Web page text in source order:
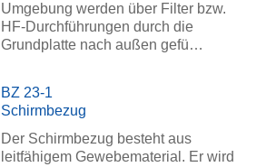
Umgebung werden über Filter bzw.
HF-Durchführungen durch die
Grundplatte nach außen gefü…
BZ 23-1
Schirmbezug
Der Schirmbezug besteht aus
leitfähigem Gewebematerial. Er wird